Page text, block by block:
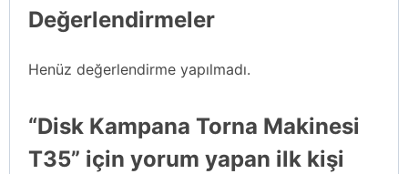
Değerlendirmeler
Henüz değerlendirme yapılmadı.
“Disk Kampana Torna Makinesi
T35” için yorum yapan ilk kişi